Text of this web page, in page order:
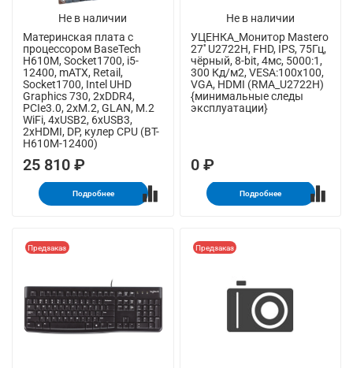
Не в наличии
Материнская плата с
процессором BaseTech
H610M, Socket1700, i5-
12400, mATX, Retail,
Socket1700, Intel UHD
Graphics 730, 2xDDR4,
PCIe3.0, 2xM.2, GLAN, M.2
WiFi, 4xUSB2, 6xUSB3,
2xHDMI, DP, кулер CPU (BT-
H610M-12400)
25 810 ₽
Подробнее
Не в наличии
УЦЕНКА_Монитор Mastero
27'' U2722H, FHD, IPS, 75Гц,
чёрный, 8-bit, 4мс, 5000:1,
300 Кд/м2, VESA:100x100,
VGA, HDMI (RMA_U2722H)
{минимальные следы
эксплуатации}
0 ₽
Подробнее
Предзаказ Предзаказ